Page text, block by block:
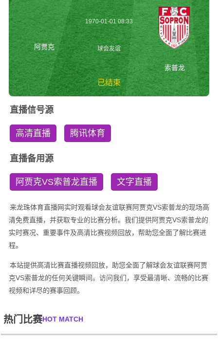
阿贾克
1970-01-01 08:33
球会友谊
已结束
索普龙
直播信号源
高清直播 腾讯体育
直播备用源
阿贾克VS索普龙直播 文字直播
来龙珠体育直播网实时观看球会友谊联赛阿贾克VS索普龙的现场高
清免费直播，并获取专业的比赛分析。我们提供阿贾克VS索普龙的
实时赛况、重要事件及高清比赛视频回放，帮助您全面了解比赛进
程。
本站提供高清比赛直播视频回放，助您全面了解球会友谊联赛阿贾
克VS索普龙的任何关键瞬间。访问我们，享受最清晰、流畅的比赛
视频和详尽的赛事回顾。
热门比赛HOT MATCH